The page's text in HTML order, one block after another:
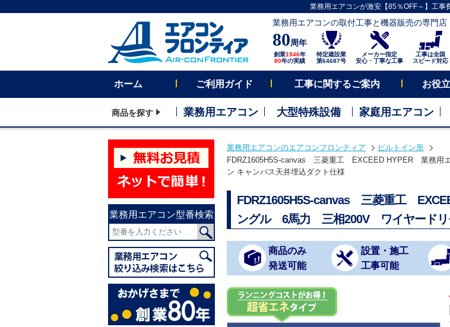
業務用エアコンが激安【85％OFF～】工事
業務用エアコンの取付工事と機器販売の専門店
80周年
創業1946年
80年の実績
特定建設業
第64687号
メーカー指定
安心・丁寧な工事
工事は全国
スピード対応
ホーム ご利用ガイド 工事に関するご案内 お役
商品を探す 業務用エアコン 大型特殊設備 家庭用エアコン
業務用エアコン型番検索
業務用エアコンのエアコンフロンティア
ビルトイン形
FDRZ1605H5S-canvas 三菱重工 EXCEED HYPER 業務用
ン キャンバス天井埋込ダクト仕様
FDRZ1605H5S-canvas 三菱重工
ングル 6馬力 三相200V ワイヤードリ
商品のみ
発送可能
設置・施工
工事可能